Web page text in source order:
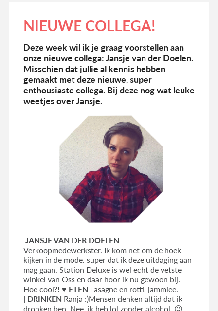
NIEUWE COLLEGA!
Deze week wil ik je graag voorstellen aan
onze nieuwe collega: Jansje van der Doelen.
Misschien dat jullie al kennis hebben
gemaakt met deze nieuwe, super
enthousiaste collega. Bij deze nog wat leuke
weetjes over Jansje.
JANSJE VAN DER DOELEN –
Verkoopmedewerkster. Ik kom net om de hoek
kijken in de mode. super dat ik deze uitdaging aan
mag gaan. Station Deluxe is wel echt de vetste
winkel van Oss en daar hoor ik nu gewoon bij.
Hoe cool?! ♥ ETEN Lasagne en rotti, jammiee.
| DRINKEN Ranja :)Mensen denken altijd dat ik
dronken ben. Nee, ik heb lol zonder alcohol. 😉